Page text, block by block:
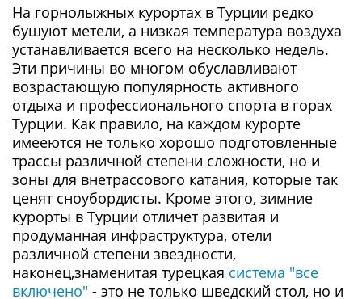
На горнолыжных курортах в Турции редко
бушуют метели, а низкая температура воздуха
устанавливается всего на несколько недель.
Эти причины во многом обуславливают
возрастающую популярность активного
отдыха и профессионального спорта в горах
Турции. Как правило, на каждом курорте
имееются не только хорошо подготовленные
трассы различной степени сложности, но и
зоны для внетрассового катания, которые так
ценят сноубордисты. Кроме этого, зимние
курорты в Турции отличет развитая и
продуманная инфраструктура, отели
различной степени звездности,
наконец,знаменитая турецкая система "все
включено" - это не только шведский стол, но и